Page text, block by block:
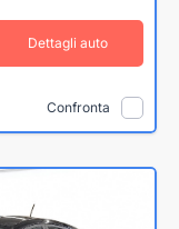
Dettagli auto
Confronta